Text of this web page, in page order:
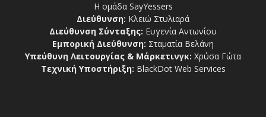
Η ομάδα SayYessers
Διεύθυνση: Κλειώ Στυλιαρά
Διεύθυνση Σύνταξης: Ευγενία Αντωνίου
Εμπορική Διεύθυνση: Σταματία Βελάνη
Υπεύθυνη Λειτουργίας & Μάρκετινγκ: Χρύσα Γώτα
Τεχνική Υποστήριξη: BlackDot Web Services